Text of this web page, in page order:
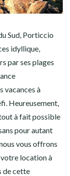
Sud, Porticcio
idyllique,
par ses plages
vacances à
Heureusement,
à fait possible
pour autant
vous offrons
location à
de cette